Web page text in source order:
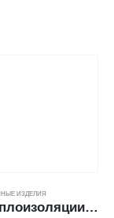
вид широкого
ИЗДЕЛИЯ
Шайба "Рондоль" д/крепления теплоизоляции (250шт)